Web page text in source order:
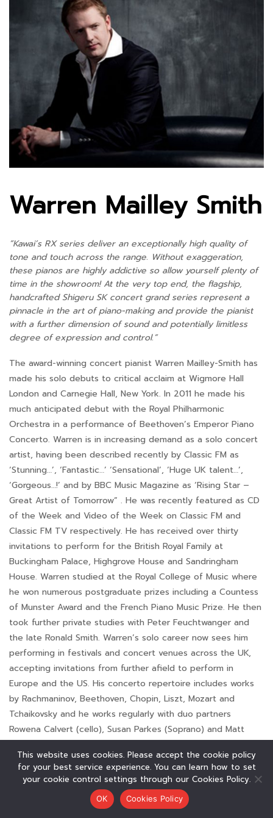
Warren Mailley Smith
“Kawai’s RX series deliver an exceptionally high quality of
tone and touch across the range. Without exaggeration,
these pianos are highly addictive so allow yourself plenty of
time in the showroom! At the very top end, the flagship,
handcrafted Shigeru SK concert grand series represent a
pinnacle in the art of piano-making and provide the pianist
with a further dimension of sound and potentially limitless
degree of expression and control.”
The award-winning concert pianist Warren Mailley-Smith has
made his solo debuts to critical acclaim at Wigmore Hall
London and Carnegie Hall, New York. In 2011 he made his
much anticipated debut with the Royal Philharmonic
Orchestra in a performance of Beethoven’s Emperor Piano
Concerto. Warren is in increasing demand as a solo concert
artist, having been described recently by Classic FM as
‘Stunning…’, ‘Fantastic…’ ‘Sensational’, ‘Huge UK talent…’,
‘Gorgeous…!’ and by BBC Music Magazine as ‘Rising Star –
Great Artist of Tomorrow” . He was recently featured as CD
of the Week and Video of the Week on Classic FM and
Classic FM TV respectively. He has received over thirty
invitations to perform for the British Royal Family at
Buckingham Palace, Highgrove House and Sandringham
House. Warren studied at the Royal College of Music where
he won numerous postgraduate prizes including a Countess
of Munster Award and the French Piano Music Prize. He then
took further private studies with Peter Feuchtwanger and
the late Ronald Smith. Warren’s solo career now sees him
performing in festivals and concert venues across the UK,
accepting invitations from further afield to perform in
Europe and the US. His concerto repertoire includes works
by Rachmaninov, Beethoven, Chopin, Liszt, Mozart and
Tchaikovsky and he works regularly with duo partners
Rowena Calvert (cello), Susan Parkes (Soprano) and Matt
Visit Warren online
This website uses cookies. Please accept the cookie policy
for your best service experience. You can learn how to set
your cookie control settings through our Cookies Policy.
OK Cookies Policy